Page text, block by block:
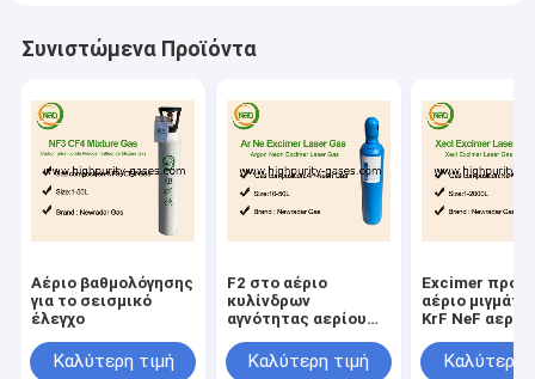
Συνιστώμενα Προϊόντα
Αέριο βαθμολόγησης
για το σεισμικό
έλεγχο
Καλύτερη τιμή
F2 στο αέριο
κυλίνδρων
αγνότητας αερίου
αερίου νέου
Καλύτερη τιμή
Excimer
αέριο
KrF NeF
Καλύτερη